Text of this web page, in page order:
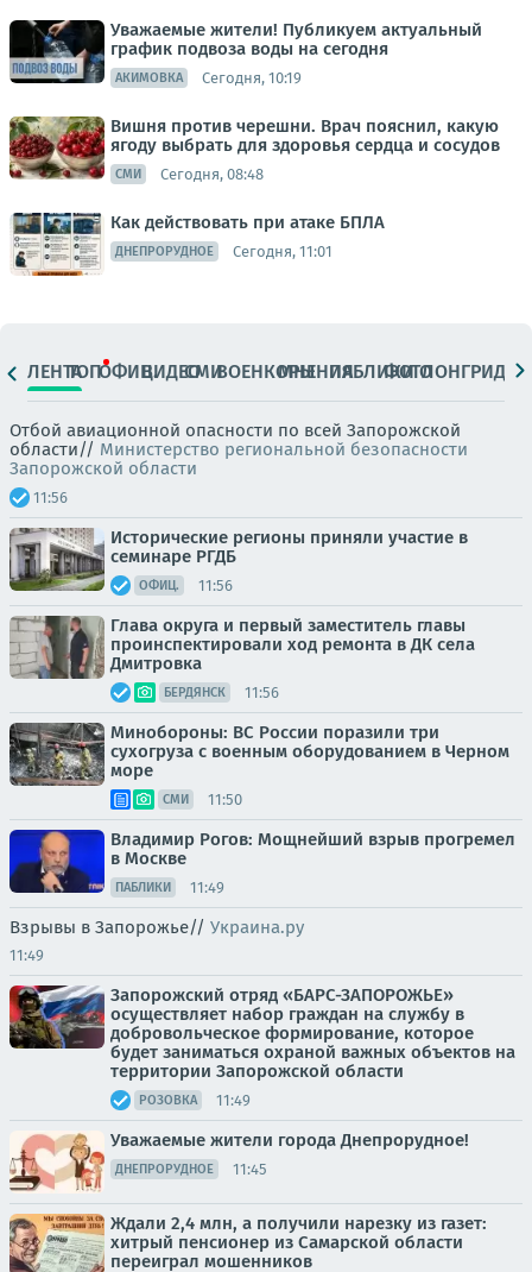
Уважаемые жители! Публикуем актуальный
график подвоза воды на сегодня
АКИМОВКА Сегодня, 10:19
Вишня против черешни. Врач пояснил, какую
ягоду выбрать для здоровья сердца и сосудов
СМИ Сегодня, 08:48
Как действовать при атаке БПЛА
ДНЕПРОРУДНОЕ Сегодня, 11:01
ЛЕНТАТОПОФИЦ.ВИДЕОСМИВОЕНКОРЫМНЕНИЯПАБЛИКИ
ФОТОЛОНГРИДЫ
Отбой авиационной опасности по всей Запорожской
области// Министерство региональной безопасности
Запорожской области
11:56
Исторические регионы приняли участие в
семинаре РГДБ
ОФИЦ. 11:56
Глава округа и первый заместитель главы
проинспектировали ход ремонта в ДК села
Дмитровка
БЕРДЯНСК 11:56
Минобороны: ВС России поразили три
сухогруза с военным оборудованием в Черном
море
СМИ 11:50
Владимир Рогов: Мощнейший взрыв прогремел
в Москве
ПАБЛИКИ 11:49
Взрывы в Запорожье// Украина.ру
11:49
Запорожский отряд «БАРС-ЗАПОРОЖЬЕ»
осуществляет набор граждан на службу в
добровольческое формирование, которое
будет заниматься охраной важных объектов на
территории Запорожской области
РОЗОВКА 11:49
Уважаемые жители города Днепрорудное!
ДНЕПРОРУДНОЕ 11:45
Ждали 2,4 млн, а получили нарезку из газет:
хитрый пенсионер из Самарской области
переиграл мошенников